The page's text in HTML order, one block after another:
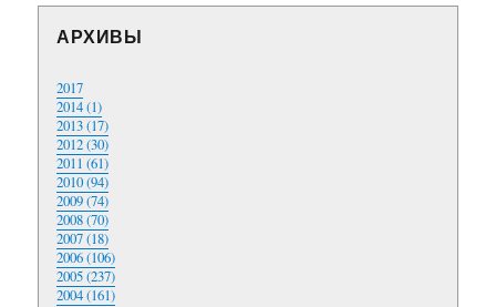
АРХИВЫ
2017
2014 (1)
2013 (17)
2012 (30)
2011 (61)
2010 (94)
2009 (74)
2008 (70)
2007 (18)
2006 (106)
2005 (237)
2004 (161)